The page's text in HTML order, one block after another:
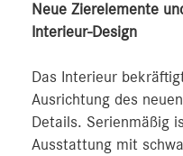
Neue Zierelemente
Interieur-Design
Das Interieur
Ausrichtung des
Details. Serienmäßig
Ausstattung mit